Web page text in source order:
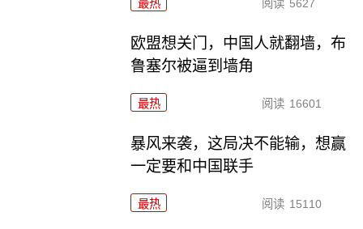
最热 阅读 5627
欧盟想关门，中国人就翻墙，布
鲁塞尔被逼到墙角
最热 阅读 16601
暴风来袭，这局决不能输，想赢
一定要和中国联手
最热 阅读 15110